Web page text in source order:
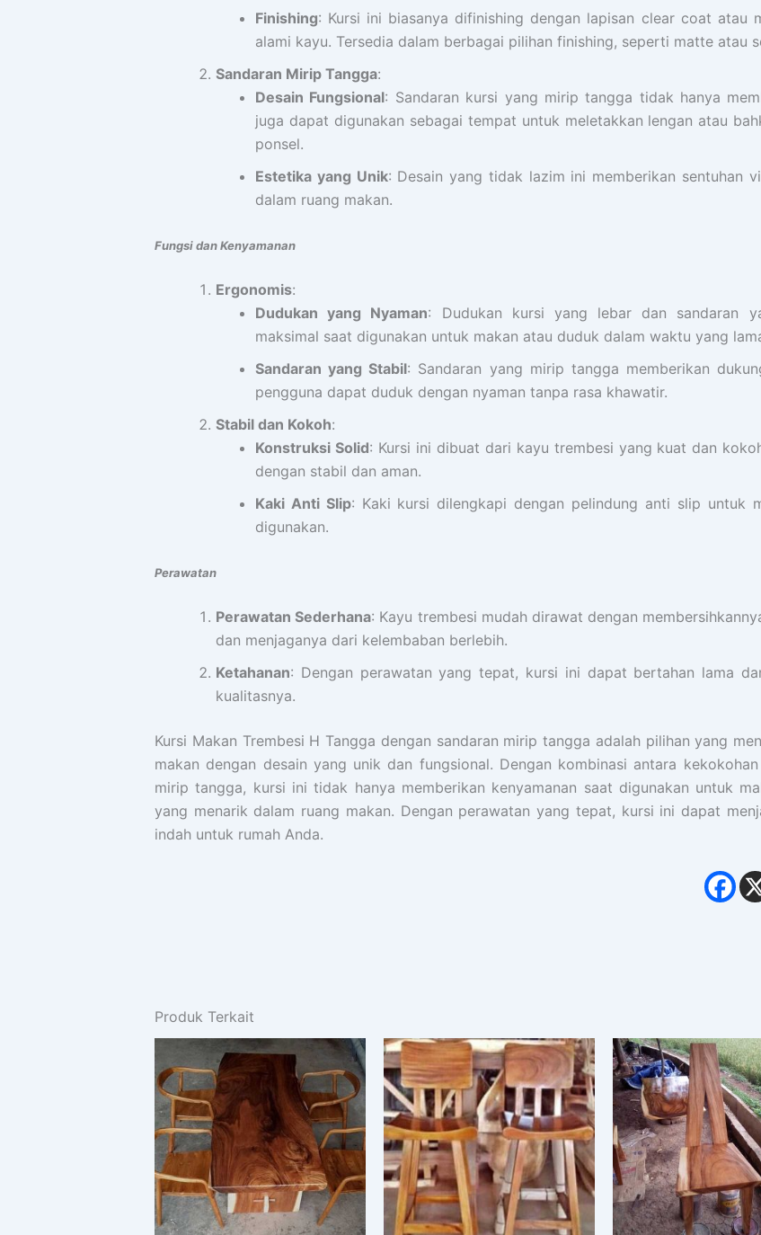
Finishing: Kursi ini biasanya difinishing dengan lapisan clear coat atau
alami kayu. Tersedia dalam berbagai pilihan finishing, seperti matte atau
Sandaran Mirip Tangga:
Desain Fungsional: Sandaran kursi yang mirip tangga tidak hanya
juga dapat digunakan sebagai tempat untuk meletakkan lengan atau
ponsel.
Estetika yang Unik: Desain yang tidak lazim ini memberikan sentuhan
dalam ruang makan.
Fungsi dan Kenyamanan
Ergonomis:
Dudukan yang Nyaman: Dudukan kursi yang lebar dan sandaran
maksimal saat digunakan untuk makan atau duduk dalam waktu yang
Sandaran yang Stabil: Sandaran yang mirip tangga memberikan
pengguna dapat duduk dengan nyaman tanpa rasa khawatir.
Stabil dan Kokoh:
Konstruksi Solid: Kursi ini dibuat dari kayu trembesi yang kuat dan
dengan stabil dan aman.
Kaki Anti Slip: Kaki kursi dilengkapi dengan pelindung anti slip untuk
digunakan.
Perawatan
Perawatan Sederhana: Kayu trembesi mudah dirawat dengan
dan menjaganya dari kelembaban berlebih.
Ketahanan: Dengan perawatan yang tepat, kursi ini dapat bertahan lama
kualitasnya.
Kursi Makan Trembesi H Tangga dengan sandaran mirip tangga adalah pilihan yang
makan dengan desain yang unik dan fungsional. Dengan kombinasi antara
mirip tangga, kursi ini tidak hanya memberikan kenyamanan saat digunakan untuk
yang menarik dalam ruang makan. Dengan perawatan yang tepat, kursi ini dapat
indah untuk rumah Anda.
Produk Terkait